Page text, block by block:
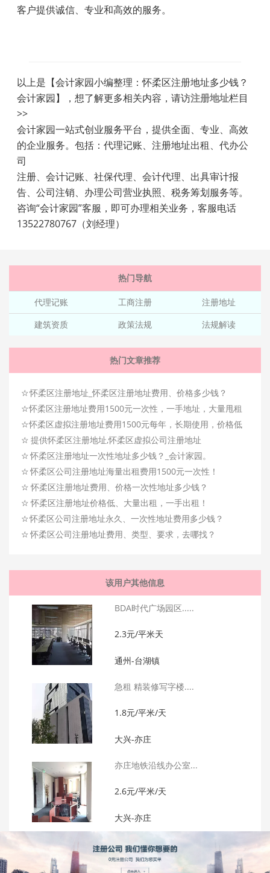
客户提供诚信、专业和高效的服务。
以上是【会计家园小编整理：怀柔区注册地址多少钱？
会计家园】，想了解更多相关内容，请访注册地址栏目
>>
会计家园一站式创业服务平台，提供全面、专业、高效
的企业服务。包括：代理记账、注册地址出租、代办公
司
注册、会计记账、社保代理、会计代理、出具审计报
告、公司注销、办理公司营业执照、税务筹划服务等。
咨询“会计家园”客服，即可办理相关业务，客服电话
13522780767（刘经理）
热门导航
代理记账 工商注册
注册地址
建筑资质
政策法规 法规解读
热门文章推荐
☆怀柔区注册地址_怀柔区注册地址费用、价格多少钱？
☆怀柔区注册地址费用1500元一次性，一手地址，大量甩租
☆怀柔区虚拟注册地址费用1500元每年，长期使用，价格低
☆ 提供怀柔区注册地址,怀柔区虚拟公司注册地址
☆ 怀柔区注册地址一次性地址多少钱？_会计家园。
☆ 怀柔区公司注册地址海量出租费用1500元一次性！
☆ 怀柔区注册地址费用、价格一次性地址多少钱？
☆ 怀柔区注册地址价格低、大量出租，一手出租！
☆怀柔区公司注册地址永久、一次性地址费用多少钱？
☆ 怀柔区公司注册地址费用、类型、要求，去哪找？
该用户其他信息
BDA时代广场园区.....
2.3元/平米天
通州-台湖镇
急租 精装修写字楼....
1.8元/平米/天
大兴-亦庄
亦庄地铁沿线办公室...
2.6元/平米/天
大兴-亦庄